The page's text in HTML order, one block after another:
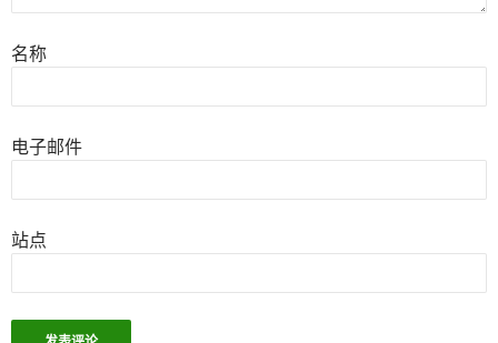
名称
电子邮件
站点